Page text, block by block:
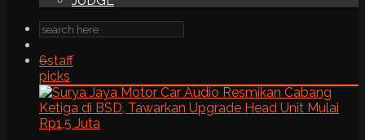
6staff
picks